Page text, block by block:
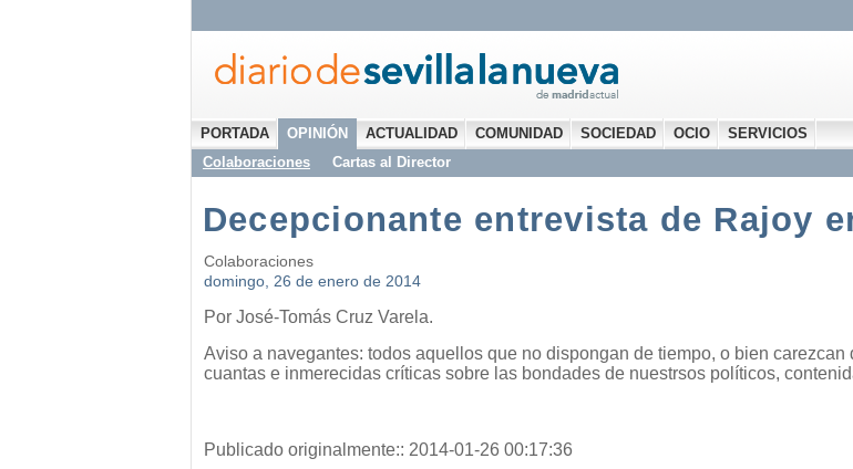
PORTADA
OPINIÓN
Colaboraciones
Cartas al Director
ACTUALIDAD COMUNIDAD SOCIEDAD OCIO SERVICIOS
Decepcionante entrevista de Rajoy
Colaboraciones
domingo, 26 de enero de 2014
Por José-Tomás Cruz Varela.
Aviso a navegantes: todos aquellos que no dispongan de tiempo, o bien
cuantas e inmerecidas críticas sobre las bondades de nuestrsos políticos,
Publicado originalmente:: 2014-01-26 00:17:36